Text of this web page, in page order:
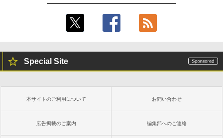
Special Site
本サイトのご利用について お問い合わせ
広告掲載のご案内 編集部へのご連絡